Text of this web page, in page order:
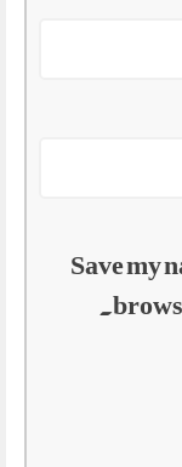
Save my